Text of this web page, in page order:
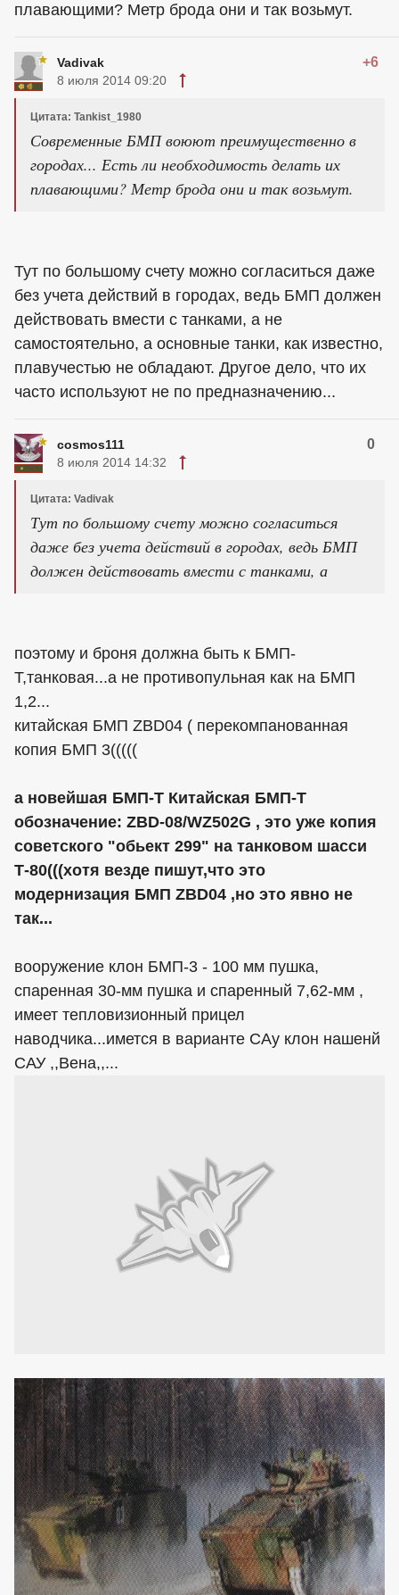
плавающими? Метр брода они и так возьмут.
Vadivak +6
8 июля 2014 09:20
Цитата: Tankist_1980
Современные БМП воюют преимущественно в
городах... Есть ли необходимость делать их
плавающими? Метр брода они и так возьмут.
Тут по большому счету можно согласиться даже
без учета действий в городах, ведь БМП должен
действовать вмести с танками, а не
самостоятельно, а основные танки, как известно,
плавучестью не обладают. Другое дело, что их
часто используют не по предназначению...
cosmos111 0
8 июля 2014 14:32
Цитата: Vadivak
Тут по большому счету можно согласиться
даже без учета действий в городах, ведь БМП
должен действовать вмести с танками, а
поэтому и броня должна быть к БМП-
Т,танковая...а не противопульная как на БМП
1,2...
китайская БМП ZBD04 ( перекомпанованная
копия БМП 3(((((
а новейшая БМП-Т Китайская БМП-Т
обозначение: ZBD-08/WZ502G , это уже копия
советского "обьект 299" на танковом шасси
Т-80(((хотя везде пишут,что это
модернизация БМП ZBD04 ,но это явно не
так...
вооружение клон БМП-3 - 100 мм пушка,
спаренная 30-мм пушка и спаренный 7,62-мм ,
имеет тепловизионный прицел
наводчика...имется в варианте САу клон нашенй
САУ ,,Вена,,...